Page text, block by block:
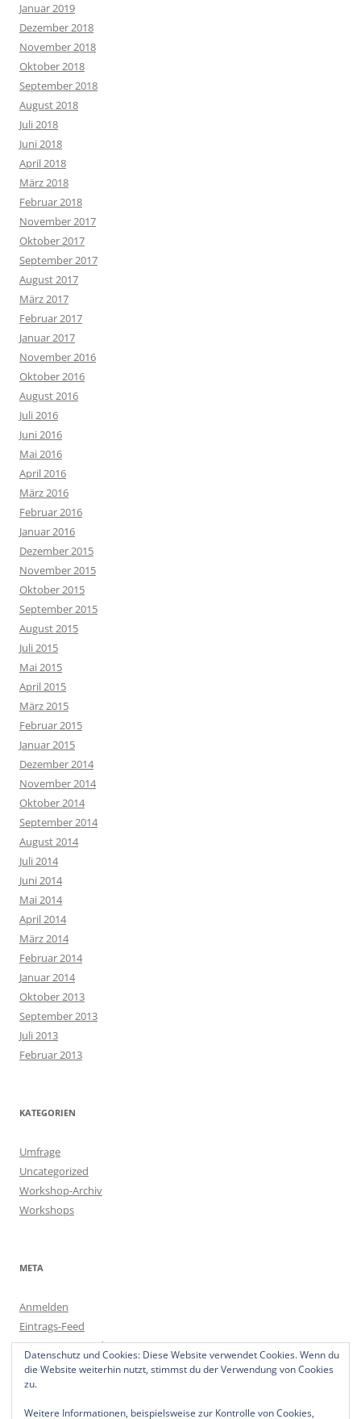
Januar 2019
Dezember 2018
November 2018
Oktober 2018
September 2018
August 2018
Juli 2018
Juni 2018
April 2018
März 2018
Februar 2018
November 2017
Oktober 2017
September 2017
August 2017
März 2017
Februar 2017
Januar 2017
November 2016
Oktober 2016
August 2016
Juli 2016
Juni 2016
Mai 2016
April 2016
März 2016
Februar 2016
Januar 2016
Dezember 2015
November 2015
Oktober 2015
September 2015
August 2015
Juli 2015
Mai 2015
April 2015
März 2015
Februar 2015
Januar 2015
Dezember 2014
November 2014
Oktober 2014
September 2014
August 2014
Juli 2014
Juni 2014
Mai 2014
April 2014
März 2014
Februar 2014
Januar 2014
Oktober 2013
September 2013
Juli 2013
Februar 2013
KATEGORIEN
Umfrage
Uncategorized
Workshop-Archiv
Workshops
META
Anmelden
Eintrags-Feed
Kommentar-Feed
WordPress.org
Datenschutz und Cookies: Diese Website verwendet Cookies. Wenn du
die Website weiterhin nutzt, stimmst du der Verwendung von Cookies
zu.
Weitere Informationen, beispielsweise zur Kontrolle von Cookies,